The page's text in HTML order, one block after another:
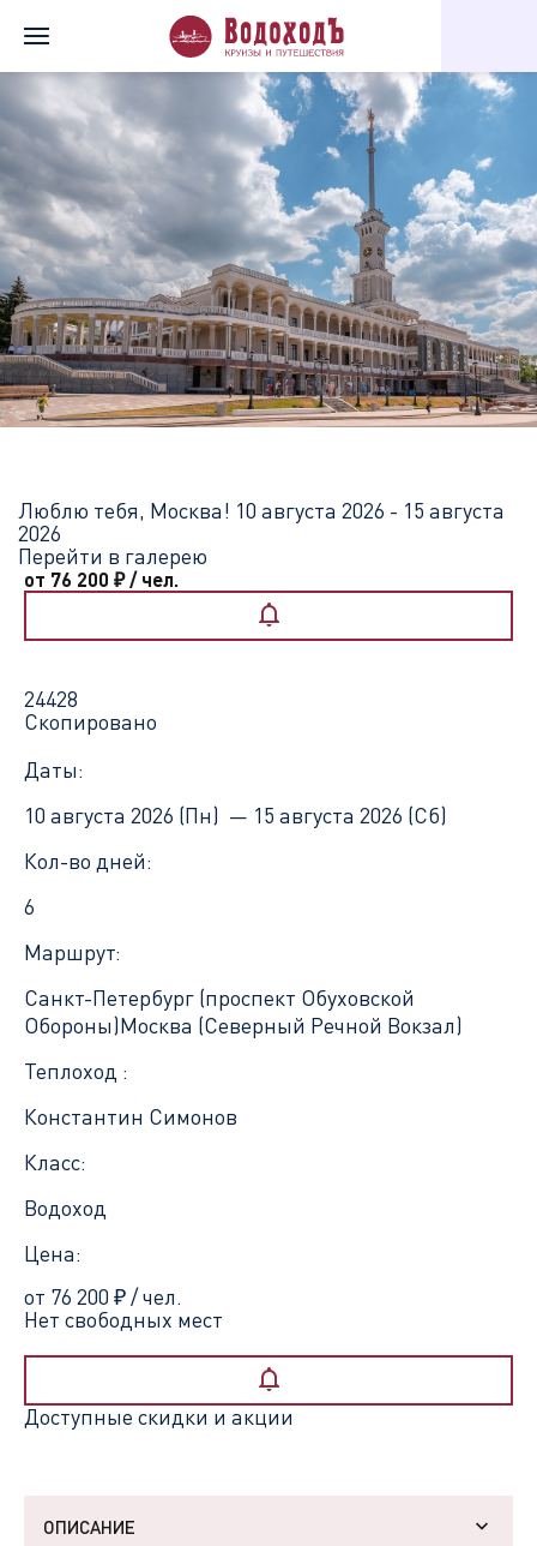
Люблю тебя, Москва! 10 августа 2026 - 15 августа
2026
Перейти в галерею
от 76 200 ₽/ чел.
24428
Скопировано
Даты:
10 августа 2026 (Пн) — 15 августа 2026 (Сб)
Кол-во дней:
6
Маршрут:
Санкт-Петербург (проспект Обуховской
Обороны)Москва (Северный Речной Вокзал)
Теплоход :
Константин Симонов
Класс:
Водоход
Цена:
от 76 200 ₽/ чел.
Нет свободных мест
Доступные скидки и акции
ОПИСАНИЕ